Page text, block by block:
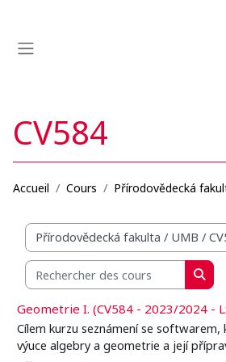
CV584
Accueil Cours Přírodovědecká
Catégories de cours
Rechercher des cours
Geometrie I. (CV584 - 2023/2024 -
Cílem kurzu seznámení se
výuce algebry a geometrie a její